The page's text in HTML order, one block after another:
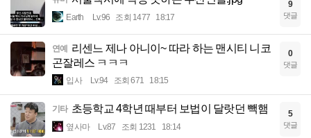
Earth Lv.96 조회 1477 18:17
9
댓글
연예
리센느 제나 아니이~ 따라 하는 맨시티 니코
곤잘레스 ㅋㅋㅋ
입사 Lv.94 조회 671 18:15
0
댓글
기타 초등학교 4학년 때부터 보법이 달랏던 빽햄
옆사마 Lv.87 조회 1231 18:14
5
댓글